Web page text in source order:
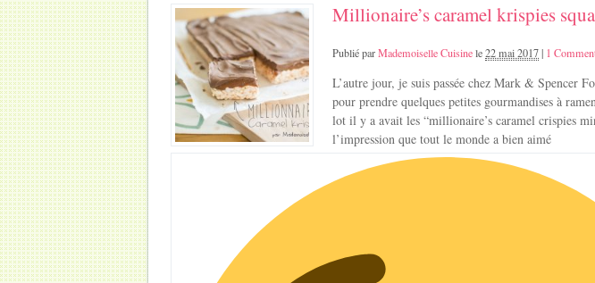
Millionaire’s caramel krispies
Publié parMademoiselle Cuisinele22 mai 2017| 1
L’autre jour, je suis passée chez Mark & Spencer
pour prendre quelques petites gourmandises à
lot il y a avait les “millionaire’s caramel crispies
l’impression que tout le monde a bien aimé